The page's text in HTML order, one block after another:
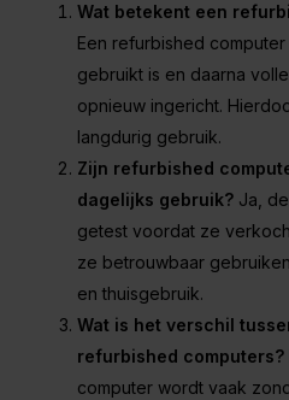
Wat betekent een
Een refurbished
gebruikt is en daarna
opnieuw ingericht.
langdurig gebruik.
Zijn refurbished
dagelijks gebruik? Ja,
getest voordat ze
ze betrouwbaar
en thuisgebruik.
Wat is het verschil
refurbished computers?
computer wordt vaak